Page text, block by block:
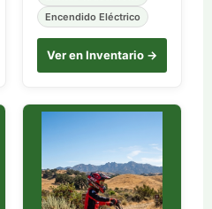
Encendido Eléctrico
Ver en Inventario →